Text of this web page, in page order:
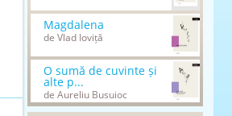
Magdalena
de Vlad Ioviță
O sumă de cuvinte și
alte p...
de Aureliu Busuioc